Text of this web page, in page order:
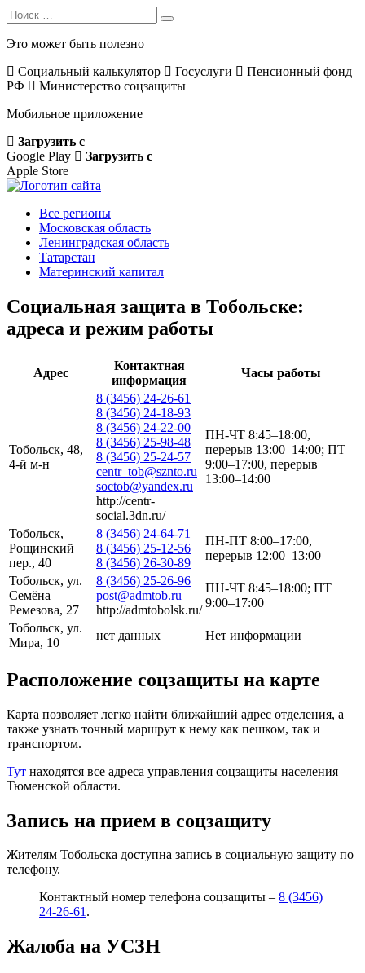
Search
for:
Search
Это может быть полезно
Социальный калькулятор
Госуслуги
Пенсионный фонд
РФ
Министерство соцзащиты
Мобильное приложение
Загрузить с
Google Play
Загрузить с
Apple Store
Все регионы
Московская область
Ленинградская область
Татарстан
Материнский капитал
Социальная защита в Тобольске:
адреса и режим работы
Адрес
Контактная
информация
Часы работы
Тобольск, 48,
4-й м-н
8 (3456) 24-26-61
8 (3456) 24-18-93
8 (3456) 24-22-00
8 (3456) 25-98-48
8 (3456) 25-24-57
centr_tob@sznto.ru
soctob@yandex.ru
http://centr-
social.3dn.ru/
ПН-ЧТ 8:45–18:00,
перерыв 13:00–14:00; ПТ
9:00–17:00, перерыв
13:00–14:00
Тобольск,
Рощинский
пер., 40
8 (3456) 24-64-71
8 (3456) 25-12-56
8 (3456) 26-30-89
ПН-ПТ 8:00–17:00,
перерыв 12:00–13:00
Тобольск, ул.
Семёна
Ремезова, 27
8 (3456) 25-26-96
post@admtob.ru
http://admtobolsk.ru/
ПН-ЧТ 8:45–18:00; ПТ
9:00–17:00
Тобольск, ул.
Мира, 10
нет данных Нет информации
Расположение соцзащиты на карте
Карта позволяет легко найти ближайший адрес отделения, а
также узнать точный маршрут к нему как пешком, так и
транспортом.
Тут находятся все адреса управления соцзащиты населения
Тюменской области.
Запись на прием в соцзащиту
Жителям Тобольска доступна запись в социальную защиту по
телефону.
Контактный номер телефона соцзащиты – 8 (3456)
24-26-61.
Жалоба на УСЗН